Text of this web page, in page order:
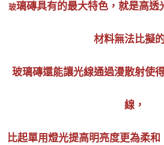
玻璃磚具有的最大特色，就是高透
材料無法比擬
玻璃磚還能讓光線通過漫散射使
線，
比起單用燈光提高明亮度更為柔